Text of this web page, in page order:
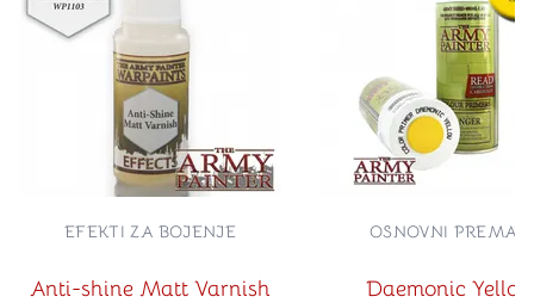
Anti-shine Matt Varnish
EFEKTI ZA BOJENJE
Daemonic Yellow
OSNOVNI PREMAZI